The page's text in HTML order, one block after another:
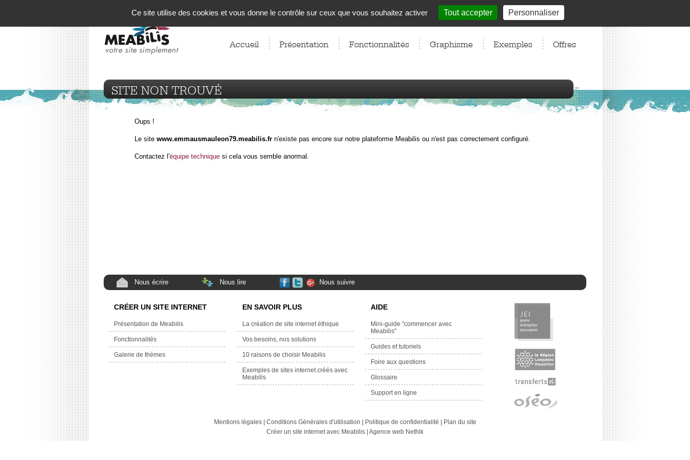
Aide Webmail S'inscrire Se connecter
Accueil Présentation Fonctionnalités Graphisme Exemples Offres
SITE NON TROUVÉ
Oups !
Le site www.emmausmauleon79.meabilis.fr n'existe pas encore sur notre plateforme Meabilis ou n'est pas correctement configuré.
Contactez l'équipe technique si cela vous semble anormal.
Nous écrire Nous lire Nous suivre
CRÉER UN SITE INTERNET
Présentation de Meabilis
Fonctionnalités
Galerie de thèmes
EN SAVOIR PLUS
La création de site internet éthique
Vos besoins, nos solutions
10 raisons de choisir Meabilis
Exemples de sites internet créés avec
Meabilis
AIDE
Mini-guide "commencer avec
Meabilis"
Guides et tutoriels
Foire aux questions
Glossaire
Support en ligne
Mentions légales| Conditions Générales d'utilisation Politique de confidentialité
Plan du site
Créer un site internet avec Meabilis Agence web Nethik
Ce site utilise des cookies et vous donne le contrôle sur ceux que vous souhaitez activer Tout accepter Personnaliser